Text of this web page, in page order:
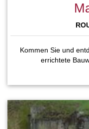
Kommen Sie und
errichtete